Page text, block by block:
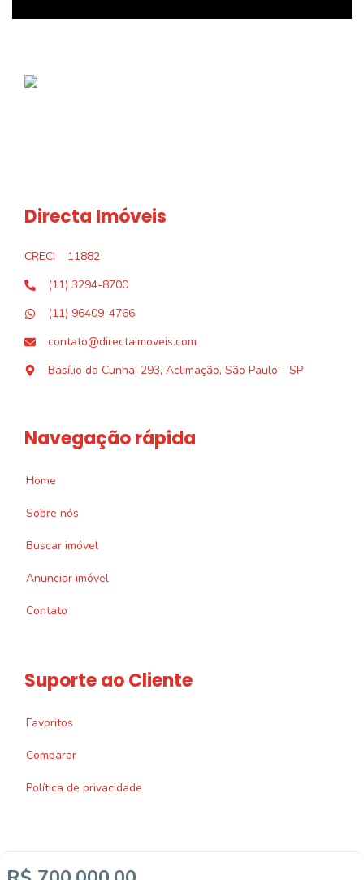
Directa Imóveis
CRECI
11882
(11) 3294-8700
(11) 96409-4766
contato@directaimoveis.com
Basílio da Cunha, 293, Aclimação, São Paulo - SP
Navegação rápida
Home
Sobre nós
Buscar imóvel
Anunciar imóvel
Contato
Suporte ao Cliente
Favoritos
Comparar
Política de privacidade